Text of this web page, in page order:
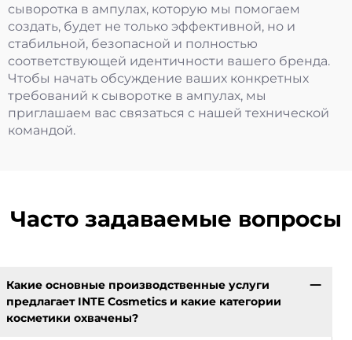
сыворотка в ампулах, которую мы помогаем
создать, будет не только эффективной, но и
стабильной, безопасной и полностью
соответствующей идентичности вашего бренда.
Чтобы начать обсуждение ваших конкретных
требований к сыворотке в ампулах, мы
приглашаем вас связаться с нашей технической
командой.
Часто задаваемые вопросы
Какие основные производственные услуги
предлагает INTE Cosmetics и какие категории
косметики охвачены?